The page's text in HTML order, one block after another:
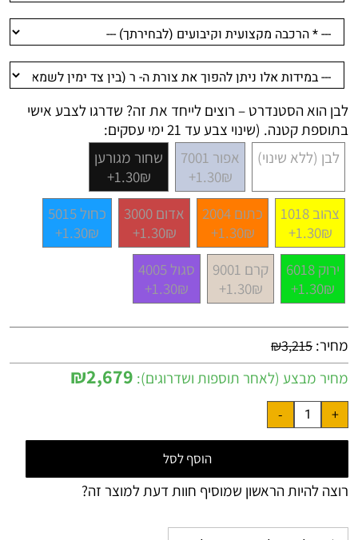
לבן הוא הסטנדרט – רוצים לייחד את זה? שדרגו לצבע אישי
בתוספת קטנה. (שינוי צבע עד 21 ימי עסקים:
לבן (ללא שינוי)
אפור 7001
1.30₪+
שחור מגורען
1.30₪+
צהוב 1018
1.30₪+
כתום 2004
1.30₪+
אדום 3000
1.30₪+
כחול 5015
1.30₪+
ירוק 6018
1.30₪+
קרם 9001
1.30₪+
סגול 4005
1.30₪+
מחיר: ₪3,215
מחיר מבצע (לאחר תוספות ושדרוגים): ₪2,679
הוסף לסל
רוצה להיות הראשון שמוסיף חוות דעת למוצר זה?